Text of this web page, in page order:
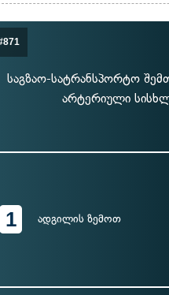
საგზაო-სატრანსპორტო
არტერიული
1 ადგილის ზემოთ